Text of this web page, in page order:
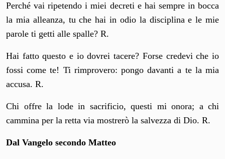
Perché vai ripetendo i miei decreti e hai sempre in bocca
la mia alleanza, tu che hai in odio la disciplina e le mie
parole ti getti alle spalle? R.
Hai fatto questo e io dovrei tacere? Forse credevi che io
fossi come te! Ti rimprovero: pongo davanti a te la mia
accusa. R.
Chi offre la lode in sacrificio, questi mi onora; a chi
cammina per la retta via mostrerò la salvezza di Dio. R.
Dal Vangelo secondo Matteo